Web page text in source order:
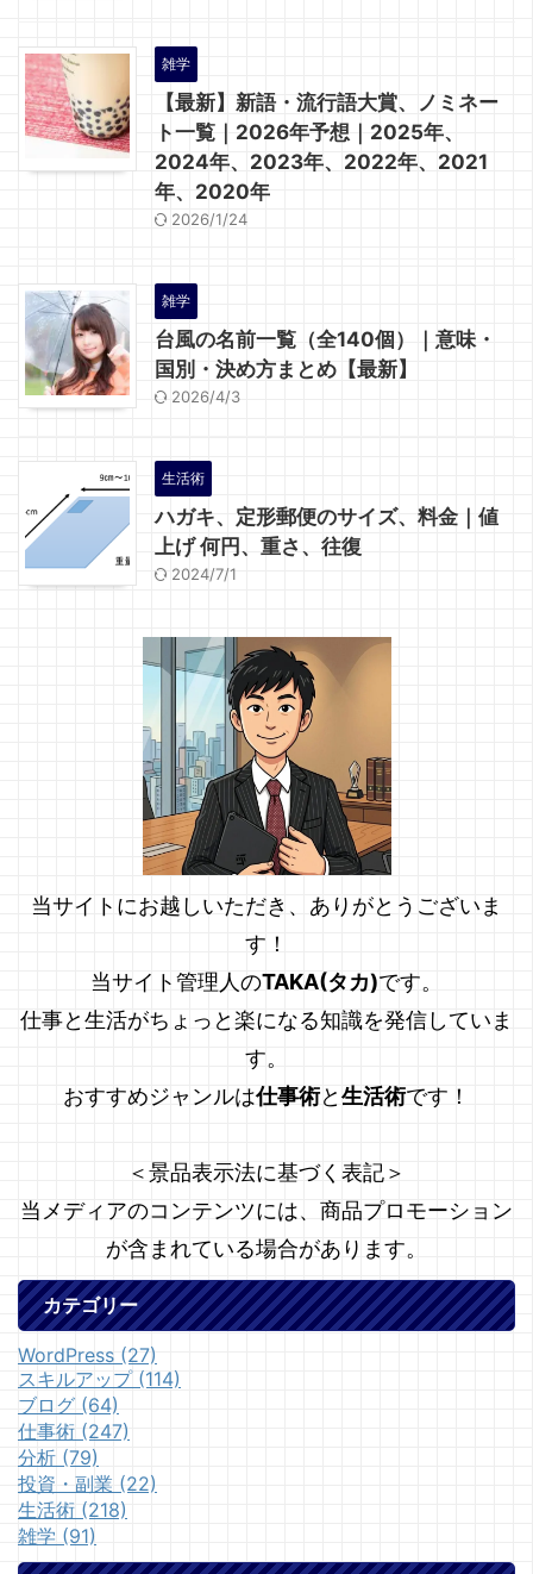
雑学
【最新】新語・流行語大賞、ノミネー
ト一覧｜2026年予想｜2025年、
2024年、2023年、2022年、2021
年、2020年
2026/1/24
雑学
台風の名前一覧（全140個）｜意味・
国別・決め方まとめ【最新】
2026/4/3
生活術
ハガキ、定形郵便のサイズ、料金｜値
上げ 何円、重さ、往復
2024/7/1
当サイトにお越しいただき、ありがとうございま
す！
当サイト管理人のTAKA(タカ)です。
仕事と生活がちょっと楽になる知識を発信していま
す。
おすすめジャンルは仕事術と生活術です！
＜景品表示法に基づく表記＞
当メディアのコンテンツには、商品プロモーション
が含まれている場合があります。
カテゴリー
WordPress (27)
スキルアップ (114)
ブログ (64)
仕事術 (247)
分析 (79)
投資・副業 (22)
生活術 (218)
雑学 (91)